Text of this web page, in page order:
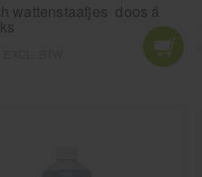
wattenstaafjes doos á